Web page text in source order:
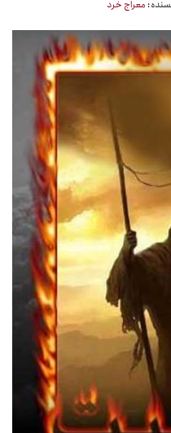
معراج خرد